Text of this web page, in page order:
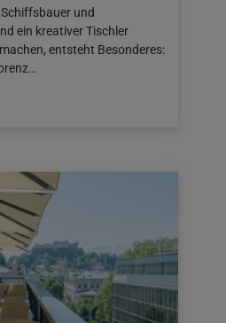
und
ein kreativer Tischler
entsteht Besonderes: